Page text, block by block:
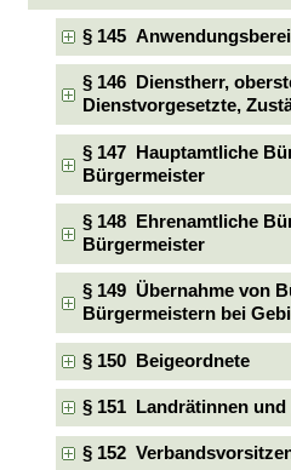
§ 145
§ 146 Dienstherr,
Dienstvorgesetzte,
§ 147 Hauptamtliche
Bürgermeister
§ 148 Ehrenamtliche
Bürgermeister
§ 149 Übernahme von
Bürgermeistern bei
§ 150 Beigeordnete
§ 151 Landrätinnen und
§ 152